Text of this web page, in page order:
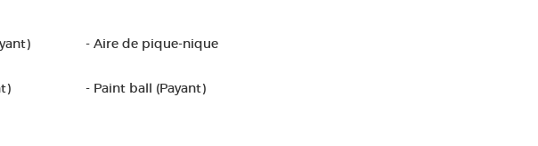
- Aire de pique-nique
- Paint ball (Payant)